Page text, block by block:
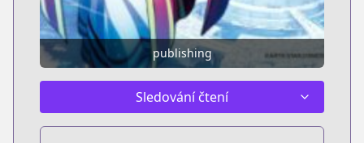
publishing
Sledování čtení